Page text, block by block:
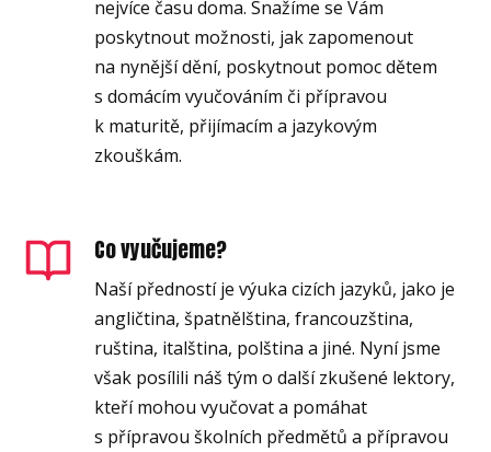
nejvíce času doma. Snažíme se Vám
poskytnout možnosti, jak zapomenout
na nynější dění, poskytnout pomoc dětem
s domácím vyučováním či přípravou
k maturitě, přijímacím a jazykovým
zkouškám.
Co vyučujeme?
Naší předností je výuka cizích jazyků, jako je
angličtina, špatnělština, francouzština,
ruština, italština, polština a jiné. Nyní jsme
však posílili náš tým o další zkušené lektory,
kteří mohou vyučovat a pomáhat
s přípravou školních předmětů a přípravou